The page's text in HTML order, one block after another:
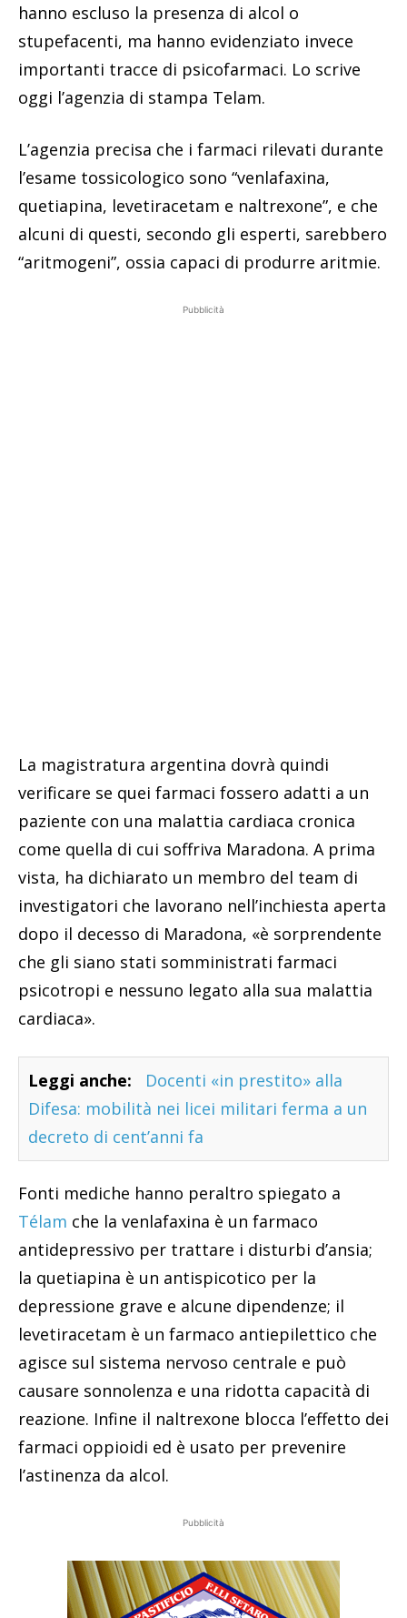
hanno escluso la presenza di alcol o
stupefacenti, ma hanno evidenziato invece
importanti tracce di psicofarmaci. Lo scrive
oggi l’agenzia di stampa Telam.
L’agenzia precisa che i farmaci rilevati durante
l’esame tossicologico sono “venlafaxina,
quetiapina, levetiracetam e naltrexone”, e che
alcuni di questi, secondo gli esperti, sarebbero
“aritmogeni”, ossia capaci di produrre aritmie.
Pubblicità
La magistratura argentina dovrà quindi
verificare se quei farmaci fossero adatti a un
paziente con una malattia cardiaca cronica
come quella di cui soffriva Maradona. A prima
vista, ha dichiarato un membro del team di
investigatori che lavorano nell’inchiesta aperta
dopo il decesso di Maradona, «è sorprendente
che gli siano stati somministrati farmaci
psicotropi e nessuno legato alla sua malattia
cardiaca».
Leggi anche:
Docenti «in prestito» alla
Difesa: mobilità nei licei militari ferma a un
decreto di cent’anni fa
Fonti mediche hanno peraltro spiegato a
Télam che la venlafaxina è un farmaco
antidepressivo per trattare i disturbi d’ansia;
la quetiapina è un antispicotico per la
depressione grave e alcune dipendenze; il
levetiracetam è un farmaco antiepilettico che
agisce sul sistema nervoso centrale e può
causare sonnolenza e una ridotta capacità di
reazione. Infine il naltrexone blocca l’effetto dei
farmaci oppioidi ed è usato per prevenire
l’astinenza da alcol.
Pubblicità